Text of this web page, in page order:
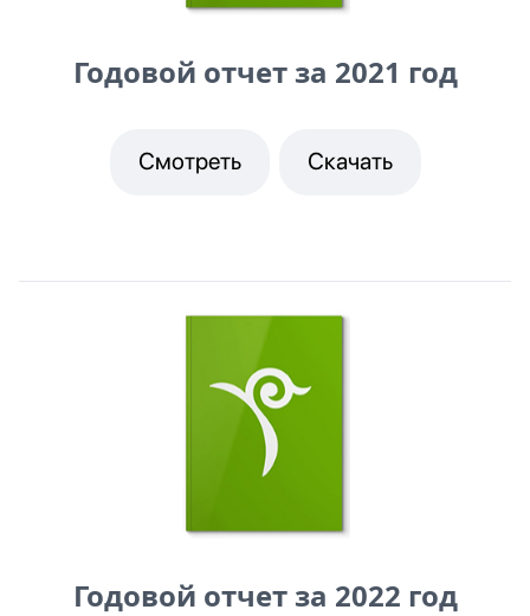
Годовой отчет за 2021 год
Смотреть Скачать
Годовой отчет за 2022 год